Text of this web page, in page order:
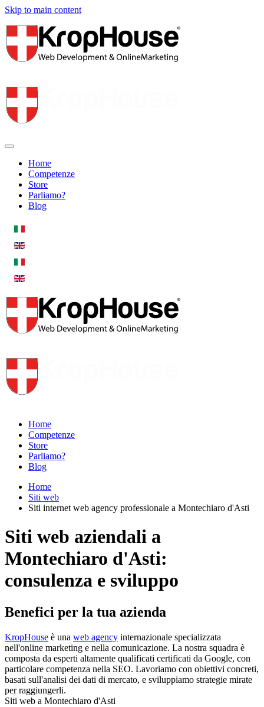
Skip to main content
Home
Competenze
Store
Parliamo?
Blog
Home
Competenze
Store
Parliamo?
Blog
Home
Siti web
Siti internet web agency professionale a Montechiaro d'Asti
Siti web aziendali a
Montechiaro d'Asti:
consulenza e sviluppo
Benefici per la tua azienda
KropHouse è una web agency internazionale specializzata
nell'online marketing e nella comunicazione. La nostra squadra è
composta da esperti altamente qualificati certificati da Google, con
particolare competenza nella SEO. Lavoriamo con obiettivi concreti,
basati sull'analisi dei dati di mercato, e sviluppiamo strategie mirate
per raggiungerli.
Siti web a Montechiaro d'Asti